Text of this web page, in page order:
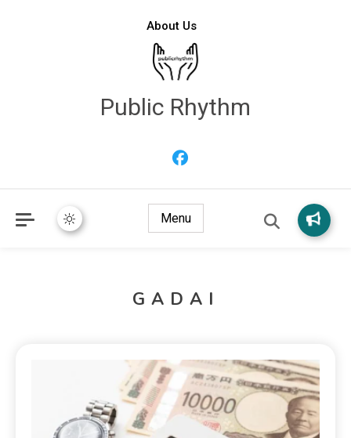
About Us
Public Rhythm
Menu
GADAI